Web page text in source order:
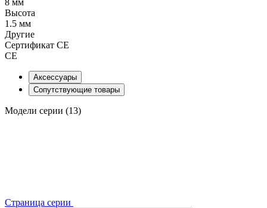
Высота
1.5 мм
Другие
Сертификат CE
CE
Аксессуары
Сопутствующие товары
Модели серии (13)
Страница серии